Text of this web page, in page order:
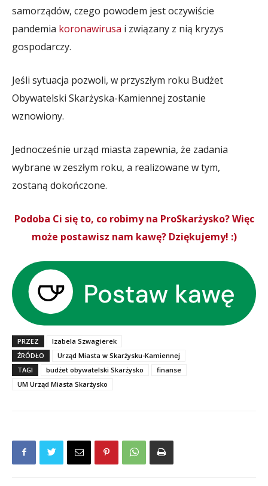
samorządów, czego powodem jest oczywiście
pandemia koronawirusa i związany z nią kryzys
gospodarczy.
Jeśli sytuacja pozwoli, w przyszłym roku Budżet
Obywatelski Skarżyska-Kamiennej zostanie
wznowiony.
Jednocześnie urząd miasta zapewnia, że zadania
wybrane w zeszłym roku, a realizowane w tym,
zostaną dokończone.
Podoba Ci się to, co robimy na ProSkarżysko? Więc
może postawisz nam kawę? Dziękujemy! :)
PRZEZ
Izabela Szwagierek
ŹRÓDŁO
Urząd Miasta w Skarżysku-Kamiennej
TAGI
budżet obywatelski Skarżysko
finanse
UM Urząd Miasta Skarżysko